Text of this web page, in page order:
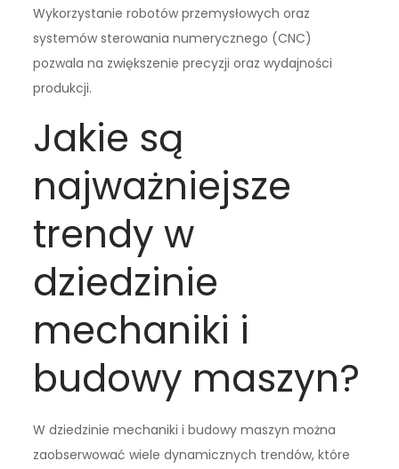
Wykorzystanie robotów przemysłowych oraz
systemów sterowania numerycznego (CNC)
pozwala na zwiększenie precyzji oraz wydajności
produkcji.
Jakie są
najważniejsze
trendy w
dziedzinie
mechaniki i
budowy maszyn?
W dziedzinie mechaniki i budowy maszyn można
zaobserwować wiele dynamicznych trendów, które